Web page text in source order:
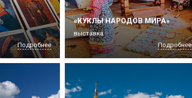
Подробнее
«КУКЛЫ НАРОДОВ МИРА»
выставка
Подробнее